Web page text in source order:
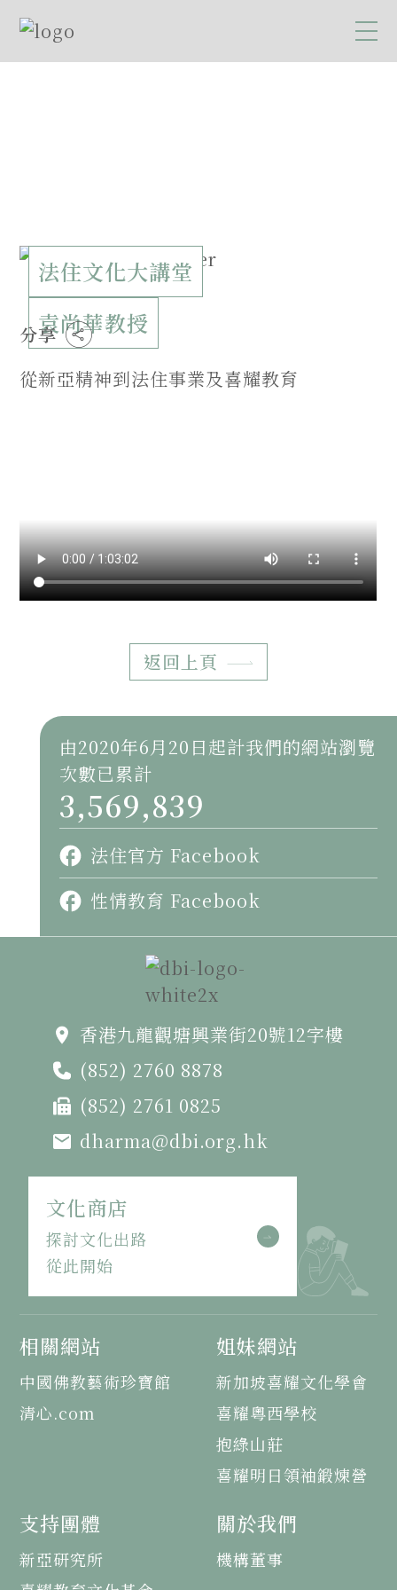
法住文化大講堂
袁尚華教授
分享
從新亞精神到法住事業及喜耀教育
返回上頁
由2020年6月20日起計我們的網站瀏覽
次數已累計
3,569,839
法住官方 Facebook
性情教育 Facebook
香港九龍觀塘興業街20號12字樓
(852) 2760 8878
(852) 2761 0825
dharma@dbi.org.hk
文化商店
探討文化出路
從此開始
相關網站
中國佛教藝術珍寶館
清心.com
姐妹網站
新加坡喜耀文化學會
喜耀粵西學校
抱綠山莊
喜耀明日領袖鍛煉營
支持團體
新亞研究所
關於我們
機構董事